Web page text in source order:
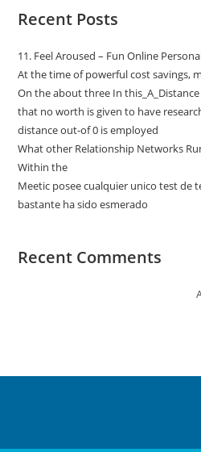
Recent Posts
11. Feel Aroused – Fun Online
At the time of powerful cost savings,
On the about three In
that no worth is given to have
distance out-of 0 is employed
What other Relationship Networks
Within the
Meetic posee cualquier unico test de
bastante ha sido esmerado
Recent Comments